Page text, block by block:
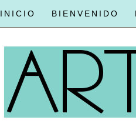
INICIO BIENVENIDO